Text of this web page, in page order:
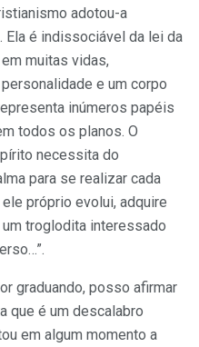
adotou-a
Ela é indissociável da lei da
muitas vidas,
e um corpo
inúmeros papéis
todos os planos. O
necessita do
para se realizar cada
próprio evolui, adquire
troglodita interessado
graduando, posso afirmar
que é um descalabro
em algum momento a